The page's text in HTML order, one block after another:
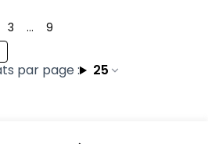
par page : 25
3 … 9